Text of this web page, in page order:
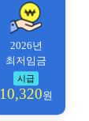
2026년
최저임금
시급
10,320원